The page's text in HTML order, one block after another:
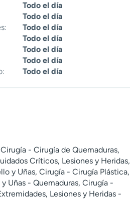
Todo el día
Todo el día
Todo el día
Todo el día
Todo el día
Todo el día
Todo el día
- Cirugía de Quemaduras,
Críticos, Lesiones y Heridas,
y Uñas, Cirugía - Cirugía Plástica,
Uñas - Quemaduras, Cirugía -
Lesiones y Heridas -